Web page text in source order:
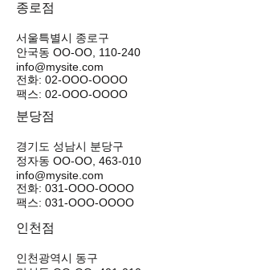
종로점
서울특별시 종로구
안국동 OO-OO, 110-240
info@mysite.com
전화: 02-OOO-OOOO
팩스: 02-OOO-OOOO
분당점
경기도 성남시 분당구
정자동 OO-OO, 463-010
info@mysite.com
전화: 031-OOO-OOOO
팩스: 031-OOO-OOOO
인천점
인천광역시 동구